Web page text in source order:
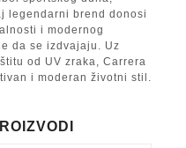
legendarni brend donosi
i modernog
da se izdvajaju. Uz
od UV zraka, Carrera
i moderan životni stil.